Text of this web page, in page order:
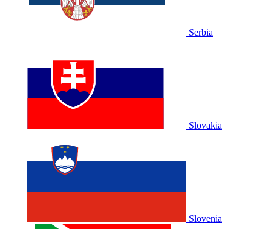
Serbia
Slovakia
Slovenia